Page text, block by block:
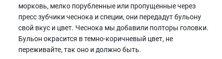
морковь, мелко порубленные или пропущенные через
пресс зубчики чеснока и специи, они передадут бульону
свой вкус и цвет. Чеснока мы добавили полторы головки.
Бульон окрасится в темно-коричневый цвет, не
переживайте, так оно и должно быть.